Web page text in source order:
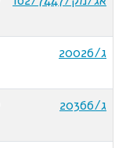
ג/20026
ג/20366